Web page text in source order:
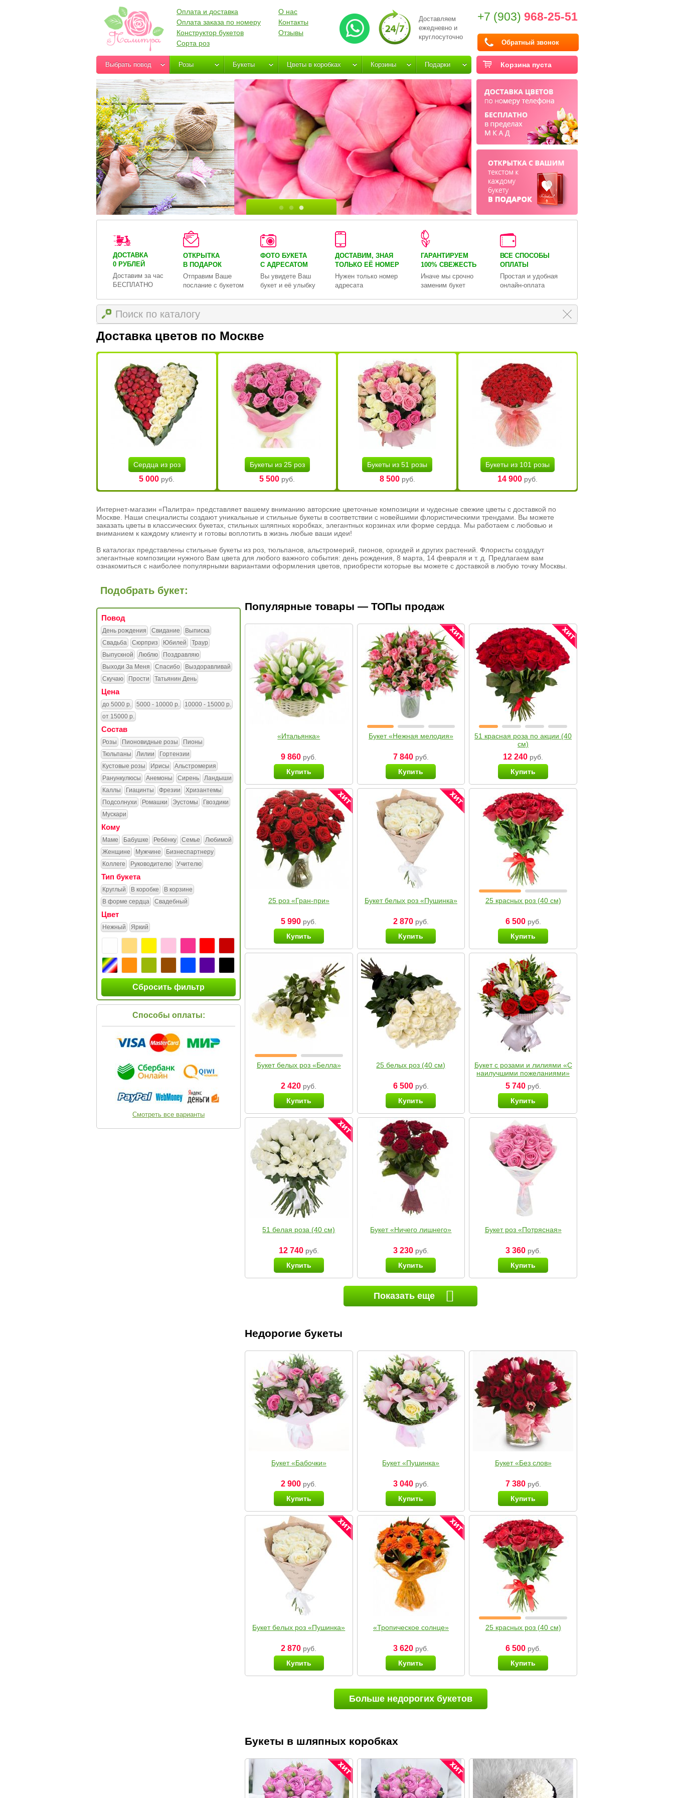
Доставляем
ежедневно и
круглосуточно
+7 (903) 968-25-51
Обратный звонок
Оплата и доставка
Оплата заказа по номеру
Конструктор букетов
Сорта роз
О нас
Контакты
Отзывы
Корзина пуста
Выбрать повод Розы Букеты Цветы в коробках Корзины Подарки
ДОСТАВКА
0 РУБЛЕЙ
Доставим за час
БЕСПЛАТНО
ОТКРЫТКА
В ПОДАРОК
Отправим Ваше
послание с букетом
ФОТО БУКЕТА
С АДРЕСАТОМ
Вы увидете Ваш
букет и её улыбку
ДОСТАВИМ, ЗНАЯ
ТОЛЬКО ЕЁ НОМЕР
Нужен только номер
адресата
ГАРАНТИРУЕМ
100% СВЕЖЕСТЬ
Иначе мы срочно
заменим букет
ВСЕ СПОСОБЫ
ОПЛАТЫ
Простая и удобная
онлайн-оплата
Доставка цветов по Москве
Сердца из роз
5 000 руб.
Букеты из 25 роз
5 500 руб.
Букеты из 51 розы
8 500руб.
Букеты из 101 розы
14 900руб.
Интернет-магазин «Палитра» представляет вашему вниманию авторские цветочные композиции и чудесные свежие цветы с доставкой по
Москве. Наши специалисты создают уникальные и стильные букеты в соответствии с новейшими флористическими трендами. Вы можете
заказать цветы в классических букетах, стильных шляпных коробках, элегантных корзинах или форме сердца. Мы работаем с любовью и
вниманием к каждому клиенту и готовы воплотить в жизнь любые ваши идеи!
В каталогах представлены стильные букеты из роз, тюльпанов, альстромерий, пионов, орхидей и других растений. Флористы создадут
элегантные композиции нужного Вам цвета для любого важного события: день рождения, 8 марта, 14 февраля и т. д. Предлагаем вам
ознакомиться с наиболее популярными вариантами оформления цветов, приобрести которые вы можете с доставкой в любую точку Москвы.
Подобрать букет:
Повод
День рождения Свидание
Выписка
Свадьба
Сюрприз Юбилей
Траур
Выпускной
Люблю
Поздравляю
Выходи За Меня
Спасибо
Выздоравливай
Скучаю
Прости Татьянин День
Цена
до 5000 р. 5000 - 10000 р.
10000 - 15000 р.
от 15000 р.
Состав
Розы Пионовидные розы
Пионы
Тюльпаны
Лилии
Гортензии
Кустовые розы
Ирисы
Альстромерия
Ранункулюсы
Анемоны Сирень
Ландыши
Каллы
Гиацинты Фрезии
Хризантемы
Подсолнухи
Ромашки Эустомы
Гвоздики
Мускари
Кому
Маме Бабушке Ребёнку Семье
Любимой
Женщине
Мужчине
Бизнеспартнеру
Коллеге
Руководителю Учителю
Тип букета
Круглый В коробке
В корзине
В форме сердца
Свадебный
Цвет
Нежный Яркий
Сбросить фильтр
Способы оплаты:
Смотреть все варианты
Популярные товары — ТОПы продаж
«Итальянка»
9 860 руб.
Купить
Букет «Нежная мелодия»
7 840руб.
Купить
51 красная роза по акции (40
см)
12 240 руб.
Купить
25 роз «Гран-при»
5 990 руб.
Купить
Букет белых роз «Пушинка»
2 870руб.
Купить
25 красных роз (40 см)
6 500руб.
Купить
Букет белых роз «Белла»
2 420 руб.
Купить
25 белых роз (40 см)
6 500руб.
Купить
Букет с розами и лилиями «С
наилучшими пожеланиями»
5 740руб.
Купить
51 белая роза (40 см)
12 740руб.
Купить
Букет «Ничего лишнего»
3 230руб.
Купить
Букет роз «Потрясная»
3 360руб.
Купить
Показать еще
Недорогие букеты
Букет «Бабочки»
2 900 руб.
Купить
Букет «Пушинка»
3 040руб.
Купить
Букет «Без слов»
7 380руб.
Купить
Букет белых роз «Пушинка»
2 870 руб.
Купить
«Тропическое солнце»
3 620руб.
Купить
25 красных роз (40 см)
6 500руб.
Купить
Больше недорогих букетов
Букеты в шляпных коробках